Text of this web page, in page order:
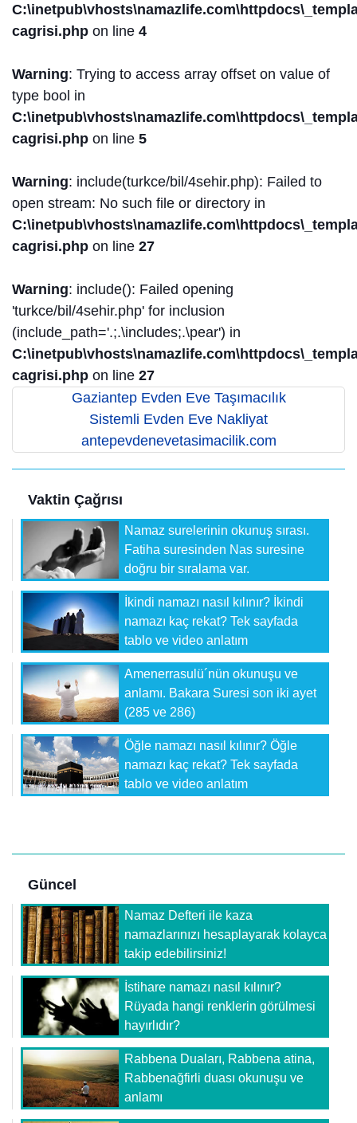
cagrisi.php on line 4
Warning: Trying to access array offset on value of
type bool in
cagrisi.php on line 5
Warning: include(turkce/bil/4sehir.php): Failed to
open stream: No such file or directory in
cagrisi.php on line 27
Warning: include(): Failed opening
'turkce/bil/4sehir.php' for inclusion
(include_path='.;.\includes;.\pear') in
cagrisi.php on line 27
Gaziantep Evden Eve Taşımacılık
Sistemli Evden Eve Nakliyat
antepevdenevetasimacilik.com
Vaktin Çağrısı
Namaz surelerinin okunuş sırası.
Fatiha suresinden Nas suresine
doğru bir sıralama var.
İkindi namazı nasıl kılınır? İkindi
namazı kaç rekat? Tek sayfada
tablo ve video anlatım
Amenerrasulü´nün okunuşu ve
anlamı. Bakara Suresi son iki ayet
(285 ve 286)
Öğle namazı nasıl kılınır? Öğle
namazı kaç rekat? Tek sayfada
tablo ve video anlatım
Güncel
Namaz Defteri ile kaza
namazlarınızı hesaplayarak kolayca
takip edebilirsiniz!
İstihare namazı nasıl kılınır?
Rüyada hangi renklerin görülmesi
hayırlıdır?
Rabbena Duaları, Rabbena atina,
Rabbenağfirli duası okunuşu ve
anlamı